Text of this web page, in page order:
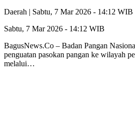
Daerah | Sabtu, 7 Mar 2026 - 14:12 WIB
Sabtu, 7 Mar 2026 - 14:12 WIB
BagusNews.Co – Badan Pangan
penguatan pasokan pangan ke wilayah
melalui…